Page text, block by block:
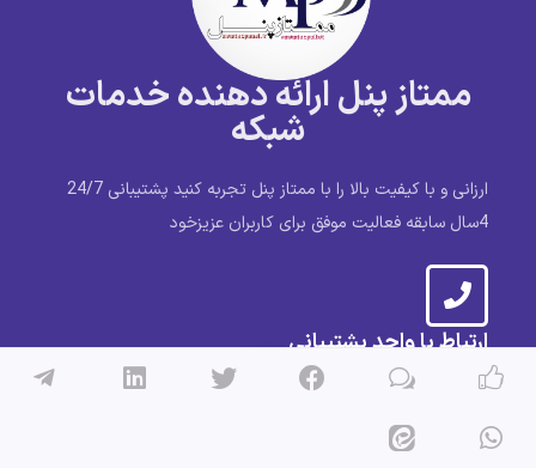
ممتاز پنل ارائه دهنده خدمات
شبکه
ارزانی و با کیفیت بالا را با ممتاز پنل تجربه کنید پشتیبانی 24/7
4سال سابقه فعالیت موفق برای کاربران عزیزخود
ارتباط با واحد پشتیبانی
شماره تماس 989372272083 ایدی پشتیبانی تلگرام
کانال تلگرام @momtazpanel